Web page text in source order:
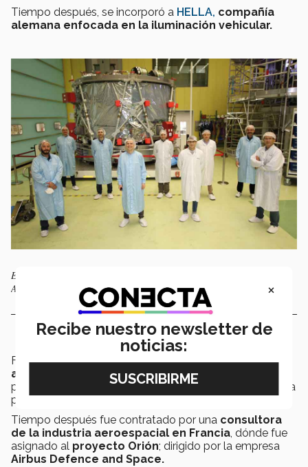
Tiempo después, se incorporó a HELLA, compañía
alemana enfocada en la iluminación vehicular.
EXATEC en las instalaciones de Airbus Defence and Space, en Bremen,
Alemania. | Cortesía: Airbus
Fue ahí donde sutrayectoria profesional comienza
a perfilarse,
sin darse cuenta, hacia uno de los
proyectos más importantes en el que el mecatrónico ha
participado,
Tiempo después fue contratado por una consultora
de la industria aeroespacial en Francia, dónde fue
asignado al proyecto Orión; dirigido por la empresa
Airbus Defence and Space.
×
Recibe nuestro newsletter de
noticias: